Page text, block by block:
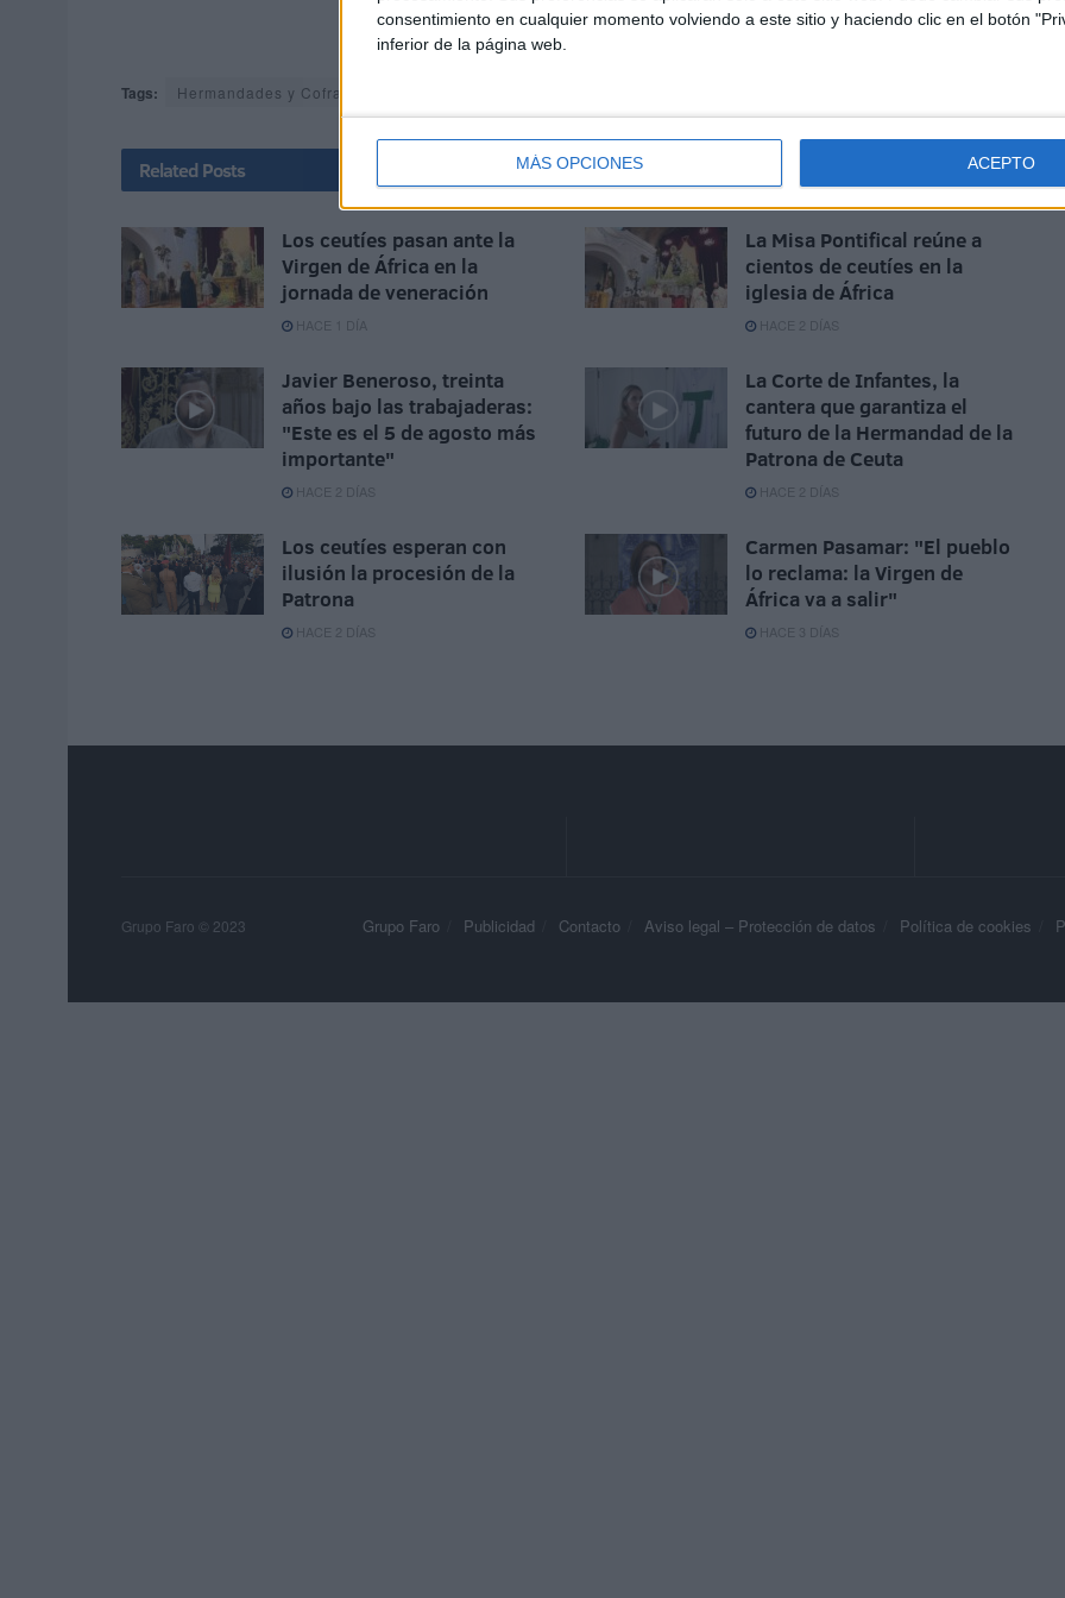
consentimiento en cualquier momento volviendo a este sitio y haciendo clic en el botón
inferior de la página web.
MÁS OPCIONES ACEPTO
Tags: Hermandades y Cofradías
Related Posts
Los ceutíes pasan ante la
Virgen de África en la
jornada de veneración
HACE 1 DÍA
La Misa Pontifical reúne a
cientos de ceutíes en la
iglesia de África
HACE 2 DÍAS
Javier Beneroso, treinta
años bajo las trabajaderas:
"Este es el 5 de agosto más
importante"
HACE 2 DÍAS
La Corte de Infantes, la
cantera que garantiza el
futuro de la Hermandad de la
Patrona de Ceuta
HACE 2 DÍAS
Los ceutíes esperan con
ilusión la procesión de la
Patrona
HACE 2 DÍAS
Carmen Pasamar: "El pueblo
lo reclama: la Virgen de
África va a salir"
HACE 3 DÍAS
Grupo Faro Publicidad Contacto Aviso legal – Protección de datos Política de cookies
Grupo Faro © 2023